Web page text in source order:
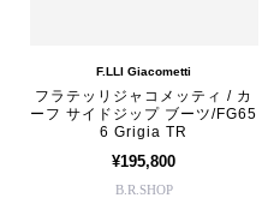
F.LLI Giacometti
フラテッリジャコメッティ / カ
ーフ サイドジップ ブーツ/FG65
6 Grigia TR
¥195,800
B.R.SHOP